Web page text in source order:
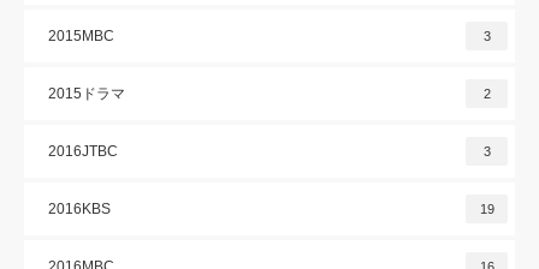
2015MBC 3
2015ドラマ 2
2016JTBC 3
2016KBS 19